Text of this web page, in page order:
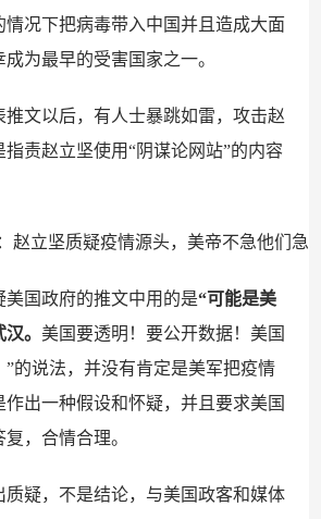
情况下把病毒带入中国并且造成大面
为最早的受害国家之一。
推文以后，有人士暴跳如雷，攻击赵
责赵立坚使用“阴谋论网站”的内容
美国政府的推文中用的是“可能是美
。 美国要透明！要公开数据！美国
”的说法，并没有肯定是美军把疫情
出一种假设和怀疑，并且要求美国
，合情合理。
质疑，不是结论，与美国政客和媒体